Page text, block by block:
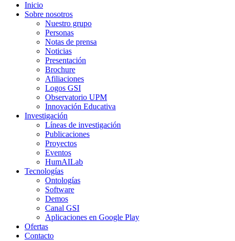
Inicio
Sobre nosotros
Nuestro grupo
Personas
Notas de prensa
Noticias
Presentación
Brochure
Afiliaciones
Logos GSI
Observatorio UPM
Innovación Educativa
Investigación
Líneas de investigación
Publicaciones
Proyectos
Eventos
HumAILab
Tecnologías
Ontologías
Software
Demos
Canal GSI
Aplicaciones en Google Play
Ofertas
Contacto